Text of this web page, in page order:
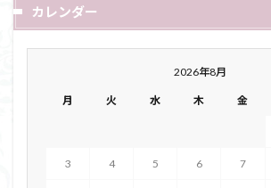
カレンダー
2026年8月
月 火 水 木 金
3 4 5 6 7